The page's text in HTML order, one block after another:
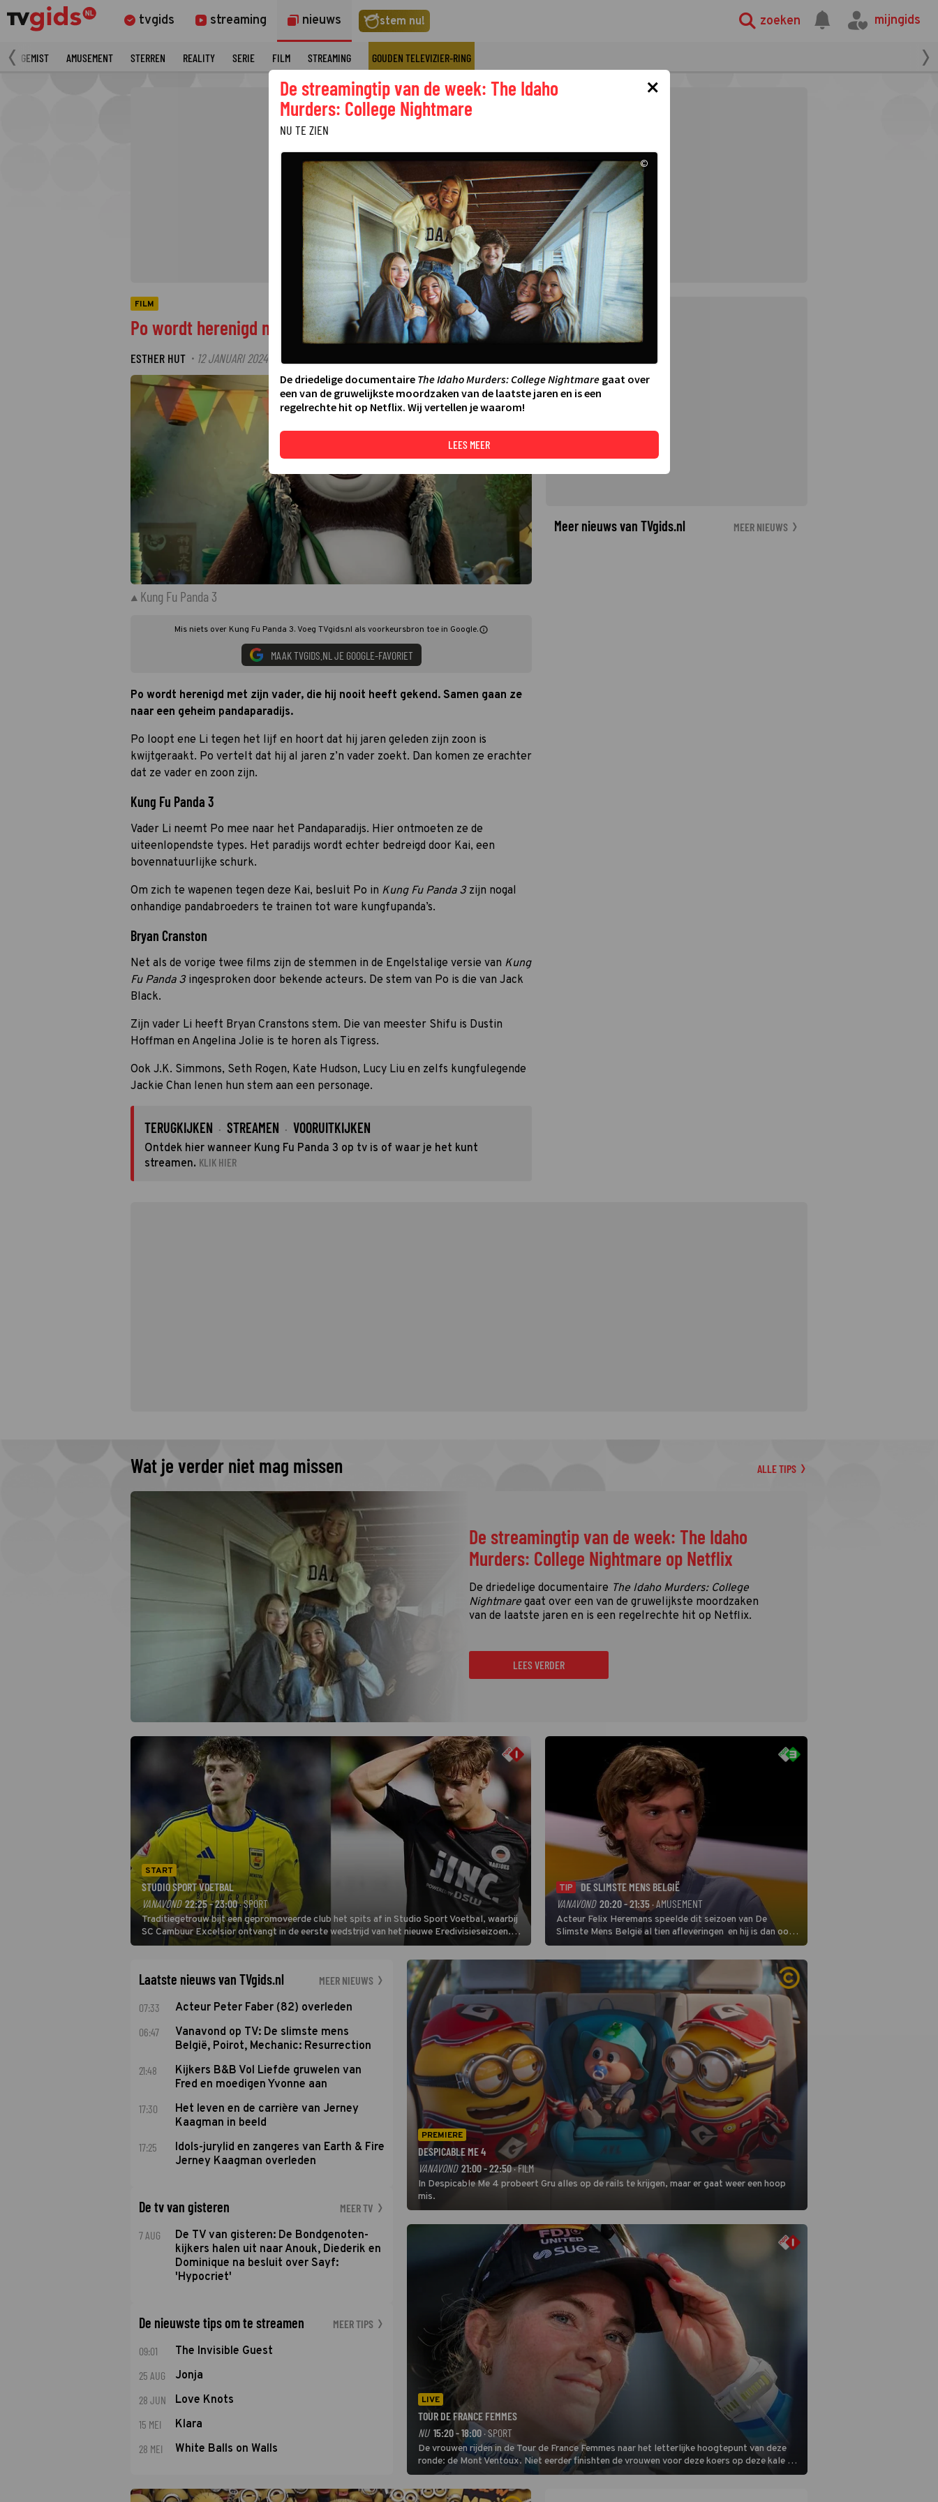
tvgids streaming nieuws stem nu! zoeken mijngids
GEMIST AMUSEMENT STERREN REALITY SERIE FILM STREAMING GOUDEN TELEVIZIER-RING
FILM
Po wordt herenigd met zijn vader in Kung Fu Panda 3
ESTHER HUT · 12 JANUARI 2024 08:15
©
Kung Fu Panda 3
Mis niets over Kung Fu Panda 3. Voeg TVgids.nl als voorkeursbron toe in Google.
MAAK TVGIDS.NL JE GOOGLE-FAVORIET
Po wordt herenigd met zijn vader, die hij nooit heeft gekend. Samen gaan ze
naar een geheim pandaparadijs.
Po loopt ene Li tegen het lijf en hoort dat hij jaren geleden zijn zoon is
kwijtgeraakt. Po vertelt dat hij al jaren z’n vader zoekt. Dan komen ze erachter
dat ze vader en zoon zijn.
Kung Fu Panda 3
Vader Li neemt Po mee naar het Pandaparadijs. Hier ontmoeten ze de
uiteenlopendste types. Het paradijs wordt echter bedreigd door Kai, een
bovennatuurlijke schurk.
Om zich te wapenen tegen deze Kai, besluit Po in Kung Fu Panda 3zijn nogal
onhandige pandabroeders te trainen tot ware kungfupanda’s.
Bryan Cranston
Net als de vorige twee films zijn de stemmen in de Engelstalige versie van Kung
Fu Panda 3 ingesproken door bekende acteurs. De stem van Po is die van Jack
Black.
Zijn vader Li heeft Bryan Cranstons stem. Die van meester Shifu is Dustin
Hoffman en Angelina Jolie is te horen als Tigress.
Ook J.K. Simmons, Seth Rogen, Kate Hudson, Lucy Liu en zelfs kungfulegende
Jackie Chan lenen hun stem aan een personage.
TERUGKIJKEN · STREAMEN · VOORUITKIJKEN
Ontdek hier wanneer Kung Fu Panda 3 op tv is of waar je het kunt
streamen. KLIK HIER
Meer nieuws van TVgids.nl MEER NIEUWS
Wat je verder niet mag missen ALLE TIPS
De streamingtip van de week: The Idaho
Murders: College Nightmare op Netflix
De driedelige documentaire The Idaho Murders: College
Nightmare gaat over een van de gruwelijkste moordzaken
van de laatste jaren en is een regelrechte hit op Netflix.
LEES VERDER
START
STUDIO SPORT VOETBAL
VANAVOND 22:25 - 23:00· SPORT
Traditiegetrouw bijt een gepromoveerde club het spits af in Studio Sport Voetbal, waarbij
SC Cambuur Excelsior ontvangt in de eerste wedstrijd van het nieuwe Eredivisieseizoen.
De nieuwe oefenmeester is Johan Plat en hij wil aanvallend voetballen.
TIP
DE SLIMSTE MENS BELGIË
VANAVOND 20:20 - 21:35 · AMUSEMENT
Acteur Felix Heremans speelde dit seizoen van De
Slimste Mens België al tien afleveringen en hij is dan ook
de grote favoriet in deze seizoensfinale. En er is
Nederlandse inbreng, want komiek Soundos El Ahmadi
neemt plaats aan de jurytafel.
Laatste nieuws van TVgids.nl MEER NIEUWS
07:33 Acteur Peter Faber (82) overleden
06:47
Vanavond op TV: De slimste mens
België, Poirot, Mechanic: Resurrection
21:48
Kijkers B&B Vol Liefde gruwelen van
Fred en moedigen Yvonne aan
17:30
Het leven en de carrière van Jerney
Kaagman in beeld
17:25
Idols-jurylid en zangeres van Earth & Fire
Jerney Kaagman overleden
De tv van gisteren MEER TV
7 AUG
De TV van gisteren: De Bondgenoten-
kijkers halen uit naar Anouk, Diederik en
Dominique na besluit over Sayf:
'Hypocriet'
De nieuwste tips om te streamen MEER TIPS
09:01 The Invisible Guest
25 AUG Jonja
28 JUN Love Knots
15 MEI Klara
28 MEI White Balls on Walls
PREMIERE
DESPICABLE ME 4
VANAVOND 21:00 - 22:50· FILM
In Despicable Me 4 probeert Gru alles op de rails te krijgen, maar er gaat weer een hoop
mis.
LIVE
TOUR DE FRANCE FEMMES
NU 15:20 - 18:00· SPORT
De vrouwen rijden in de Tour de France Femmes naar het letterlijke hoogtepunt van deze
ronde: de Mont Ventoux. Niet eerder finishten de vrouwen voor deze koers op deze kale col
uit de buitencategorie. De aanloop naar de slotklim is vlak.
×
De streamingtip van de week: The Idaho
Murders: College Nightmare
NU TE ZIEN
©
De driedelige documentaire The Idaho Murders: College Nightmaregaat over
een van de gruwelijkste moordzaken van de laatste jaren en is een
regelrechte hit op Netflix. Wij vertellen je waarom!
LEES MEER